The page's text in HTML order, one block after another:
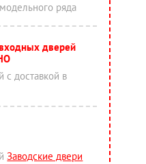
ряда
дверей
с доставкой в
Заводские двери